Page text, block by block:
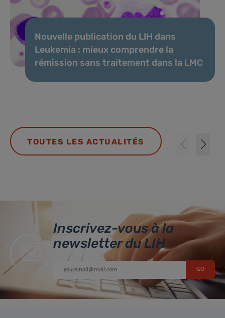
Nouvelle publication du LIH dans
Leukemia : mieux comprendre la
rémission sans traitement dans la LMC
TOUTES LES ACTUALITÉS
Inscrivez-vous à la
newsletter du LIH